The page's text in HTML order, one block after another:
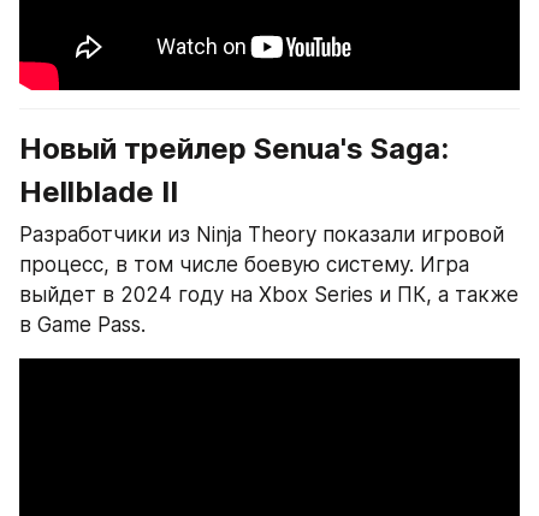
Новый трейлер Senua's Saga:
Hellblade II
Разработчики из Ninja Theory показали игровой
процесс, в том числе боевую систему. Игра
выйдет в 2024 году на Xbox Series и ПК, а также
в Game Pass.